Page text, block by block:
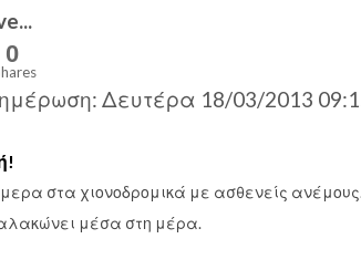
0
Δευτέρα 18/03/2013
στα χιονοδρομικά με ασθενείς
μέσα στη μέρα.